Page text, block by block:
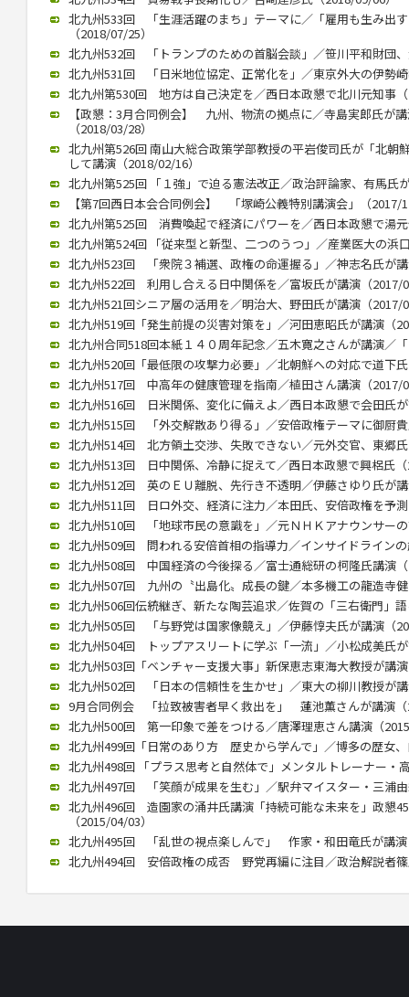
北九州533回 「生涯活躍のまち」テーマに／「雇用も生み出
（2018/07/25）
北九州532回 「トランプのための首脳会談」／笹川平和財団
北九州531回 「日米地位協定、正常化を」／東京外大の伊勢
北九州第530回 地方は自己決定を／西日本政懇で北川元知事
【政懇：3月合同例会】 九州、物流の拠点に／寺島実郎氏が
（2018/03/28）
北九州第526回 南山大総合政策学部教授の平岩俊司氏が「北朝
して講演（2018/02/16）
北九州第525回 「１強」で迫る憲法改正／政治評論家、有馬氏
【第7回西日本会合同例会】 「塚崎公義特別講演会」（2017/
北九州第525回 消費喚起で経済にパワーを／西日本政懇で湯
北九州第524回 「従来型と新型、二つのうつ」／産業医大の浜
北九州523回 「衆院３補選、政権の命運握る」／神志名氏が
北九州522回 利用し合える日中関係を／富坂氏が講演（2017/
北九州521回シニア層の活用を／明治大、野田氏が講演（2017/
北九州519回「発生前提の災害対策を」／河田恵昭氏が講演（
北九州合同518回本紙１４０周年記念／五木寛之さんが講演／
北九州520回「最低限の攻撃力必要」／北朝鮮への対応で道
北九州517回 中高年の健康管理を指南／植田さん講演（2017/
北九州516回 日米関係、変化に備えよ／西日本政懇で会田氏
北九州515回 「外交解散あり得る」／安倍政権テーマに御厨
北九州514回 北方領土交渉、失敗できない／元外交官、東郷
北九州513回 日中関係、冷静に捉えて／西日本政懇で興梠氏
北九州512回 英のＥＵ離脱、先行き不透明／伊藤さゆり氏が
北九州511回 日ロ外交、経済に注力／本田氏、安倍政権を予
北九州510回 「地球市民の意識を」／元ＮＨＫアナウンサー
北九州509回 問われる安倍首相の指導力／インサイドライン
北九州508回 中国経済の今後探る／富士通総研の柯隆氏講演
北九州507回 九州の〝出島化〟成長の鍵／本多機工の龍造寺
北九州506回伝統継ぎ、新たな陶芸追求／佐賀の「三右衛門」
北九州505回 「与野党は国家像競え」／伊藤惇夫氏が講演（
北九州504回 トップアスリートに学ぶ「一流」／小松成美氏
北九州503回「ベンチャー支援大事」新保恵志東海大教授が講
北九州502回 「日本の信頼性を生かせ」／東大の柳川教授が
9月合同例会 「拉致被害者早く救出を」 蓮池薫さんが講演
北九州500回 第一印象で差をつける／唐澤理恵さん講演（
北九州499回「日常のあり方 歴史から学んで」／博多の歴女
北九州498回 「プラス思考と自然体で」メンタルトレーナー・
北九州497回 「笑顔が成果を生む」／駅弁マイスター・三浦
北九州496回 造園家の涌井氏講演「持続可能な未来を」政懇
（2015/04/03）
北九州495回 「乱世の視点楽しんで」 作家・和田竜氏が講
北九州494回 安倍政権の成否 野党再編に注目／政治解説者